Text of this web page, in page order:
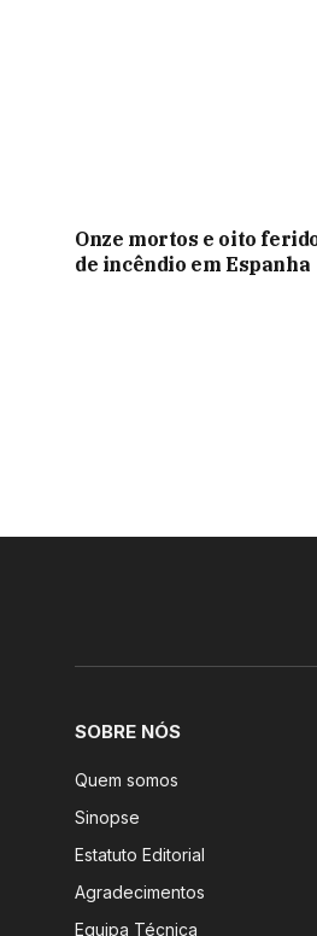
Onze mortos e oito
de incêndio em Espanha
SOBRE NÓS
Quem somos
Sinopse
Estatuto Editorial
Agradecimentos
Equipa Técnica